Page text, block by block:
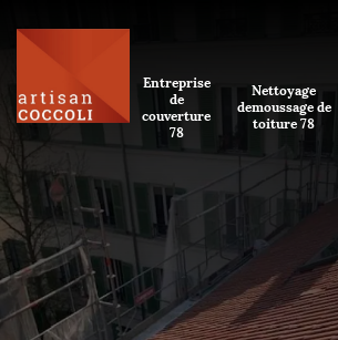
Entreprise
de
couverture
78
Nettoyage
demoussage de
toiture 78